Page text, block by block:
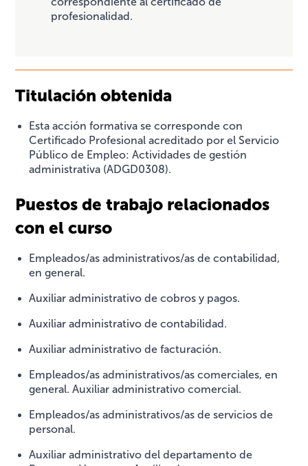
profesionalidad.
Titulación obtenida
Esta acción formativa se corresponde con
Certificado Profesional acreditado por el Servicio
Público de Empleo: Actividades de gestión
administrativa (ADGD0308).
Puestos de trabajo relacionados
con el curso
Empleados/as administrativos/as de contabilidad,
en general.
Auxiliar administrativo de cobros y pagos.
Auxiliar administrativo de contabilidad.
Auxiliar administrativo de facturación.
Empleados/as administrativos/as comerciales, en
general. Auxiliar administrativo comercial.
Empleados/as administrativos/as de servicios de
personal.
Auxiliar administrativo del departamento de